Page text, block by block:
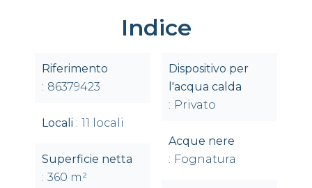
Indice
Riferimento
86379423
Locali 11 locali
Superficie netta
360 m²
Dispositivo per
l'acqua calda
Privato
Acque nere
Fognatura